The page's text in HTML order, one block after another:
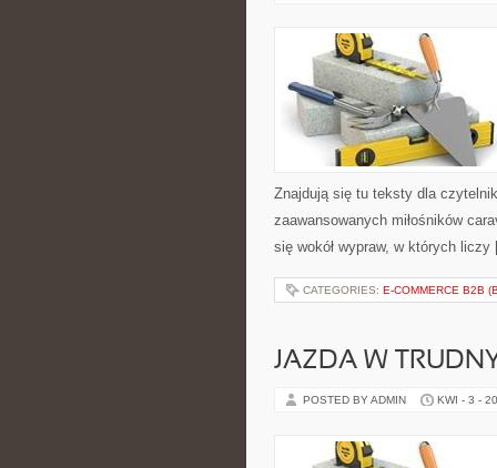
Znajdują się tu teksty dla
zaawansowanych miłośników
się wokół wypraw, w których
CATEGORIES: E-COMMERCE B2B
JAZDA W
POSTED BY ADMIN KWI - 3 -